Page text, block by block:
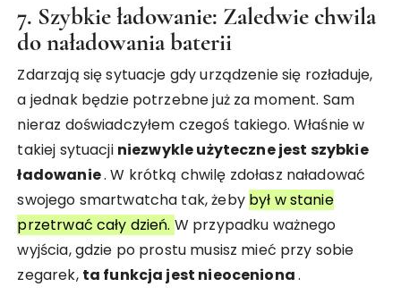
7. Szybkie ładowanie: Zaledwie chwila
do naładowania baterii
Zdarzają się sytuacje gdy urządzenie się rozładuje,
a jednak będzie potrzebne już za moment. Sam
nieraz doświadczyłem czegoś takiego. Właśnie w
takiej sytuacji niezwykle użyteczne jest szybkie
ładowanie. W krótką chwilę zdołasz naładować
swojego smartwatcha tak, żeby był w stanie
przetrwać cały dzień. W przypadku ważnego
wyjścia, gdzie po prostu musisz mieć przy sobie
zegarek, ta funkcja jest nieoceniona.